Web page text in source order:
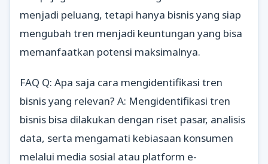
menjadi peluang, tetapi hanya bisnis yang siap
mengubah tren menjadi keuntungan yang bisa
memanfaatkan potensi maksimalnya.
FAQ Q: Apa saja cara mengidentifikasi tren
bisnis yang relevan? A: Mengidentifikasi tren
bisnis bisa dilakukan dengan riset pasar, analisis
data, serta mengamati kebiasaan konsumen
melalui media sosial atau platform e-